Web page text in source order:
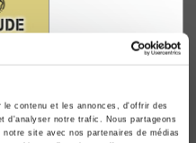
le contenu et les annonces, d'offrir des
d'analyser notre trafic. Nous partageons
site avec nos partenaires de médias